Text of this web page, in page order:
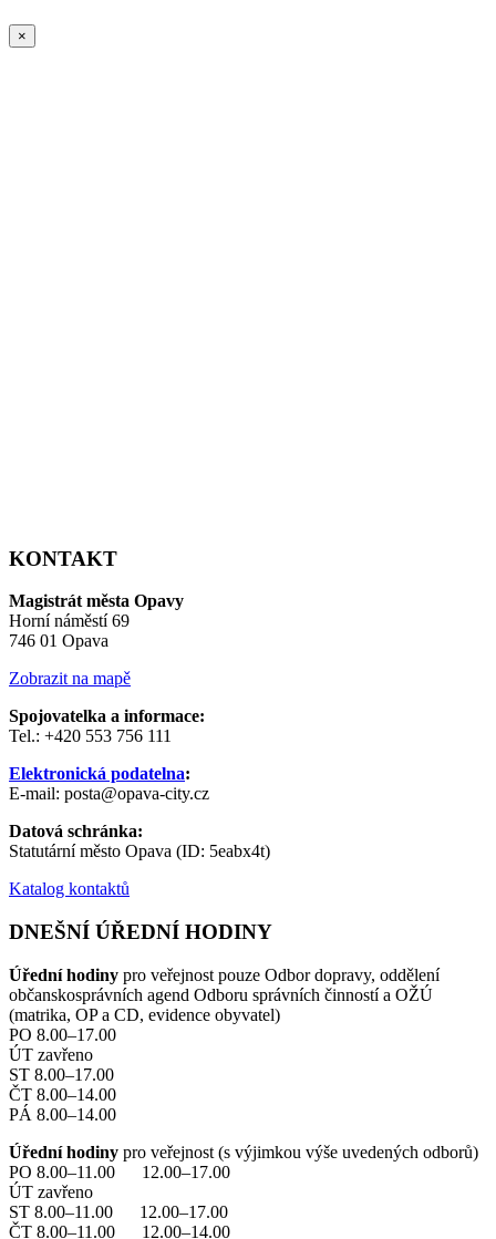
×
KONTAKT
Magistrát města Opavy
Horní náměstí 69
746 01 Opava
Zobrazit na mapě
Spojovatelka a informace:
Tel.: +420 553 756 111
Elektronická podatelna:
E-mail: posta@opava-city.cz
Datová schránka:
Statutární město Opava (ID: 5eabx4t)
Katalog kontaktů
DNEŠNÍ ÚŘEDNÍ HODINY
Úřední hodiny pro veřejnost pouze Odbor dopravy, oddělení
občanskosprávních agend Odboru správních činností a OŽÚ
(matrika, OP a CD, evidence obyvatel)
PO 8.00–17.00
ÚT zavřeno
ST 8.00–17.00
ČT 8.00–14.00
PÁ 8.00–14.00
Úřední hodiny pro veřejnost (s výjimkou výše uvedených odborů)
PO 8.00–11.00 12.00–17.00
ÚT zavřeno
ST 8.00–11.00 12.00–17.00
ČT 8.00–11.00 12.00–14.00